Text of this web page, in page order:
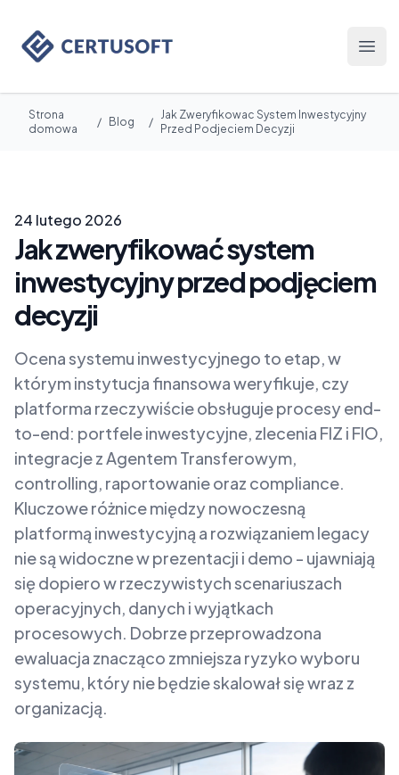
Certusoft
Strona
domowa
/ Blog /
Jak Zweryfikowac System Inwestycyjny
Przed Podjeciem Decyzji
24 lutego 2026
Jak zweryfikować system
inwestycyjny przed podjęciem
decyzji
Ocena systemu inwestycyjnego to etap, w
którym instytucja finansowa weryfikuje, czy
platforma rzeczywiście obsługuje procesy end-
to-end: portfele inwestycyjne, zlecenia FIZ i FIO,
integracje z Agentem Transferowym,
controlling, raportowanie oraz compliance.
Kluczowe różnice między nowoczesną
platformą inwestycyjną a rozwiązaniem legacy
nie są widoczne w prezentacji i demo - ujawniają
się dopiero w rzeczywistych scenariuszach
operacyjnych, danych i wyjątkach
procesowych. Dobrze przeprowadzona
ewaluacja znacząco zmniejsza ryzyko wyboru
systemu, który nie będzie skalował się wraz z
organizacją.